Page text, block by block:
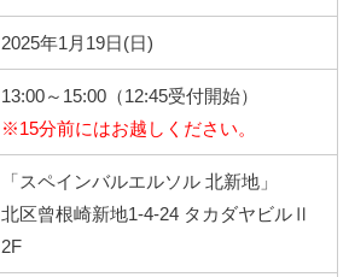
2025年1月19日(日)
13:00～15:00（12:45受付開始）
※15分前にはお越しください。
「スペインバルエルソル 北新地」
北区曾根崎新地1-4-24 タカダヤビルⅡ
2F